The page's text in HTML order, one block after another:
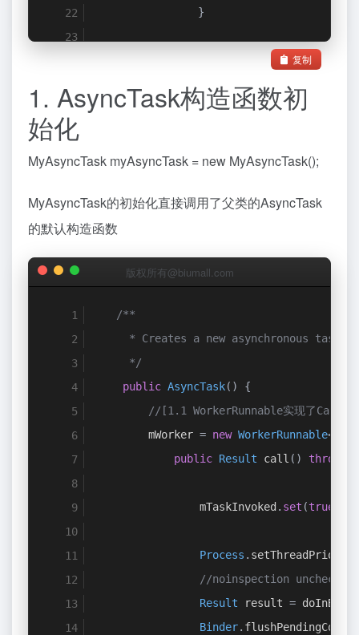
}
protected
void
// TODO Auto-
super.
复制
1. AsyncTask构造函数初
始化
MyAsyncTask myAsyncTask = new MyAsyncTask();
MyAsyncTask的初始化直接调用了父类的AsyncTask
的默认构造函数
版权所有@biumall.com
/**
* Creates a new asynchronous task.
     */
public AsyncTask()
{
//[1.1 WorkerRunnable实现了
        mWorker
= new WorkerRunnable<
public Result call () throws
                mTaskInvoked
. set (true
Process . setThreadPriority
//noinspection unchecked
Result result =
Binder.